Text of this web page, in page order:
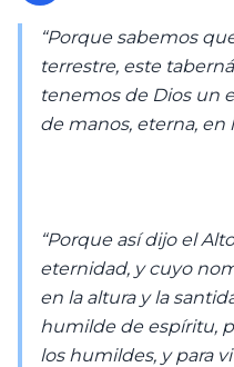
“Porque sabemos
terrestre, este
tenemos de Dios un
de manos, eterna, en
“Porque así dijo el
eternidad, y cuyo
en la altura y la
humilde de espíritu,
los humildes, y para